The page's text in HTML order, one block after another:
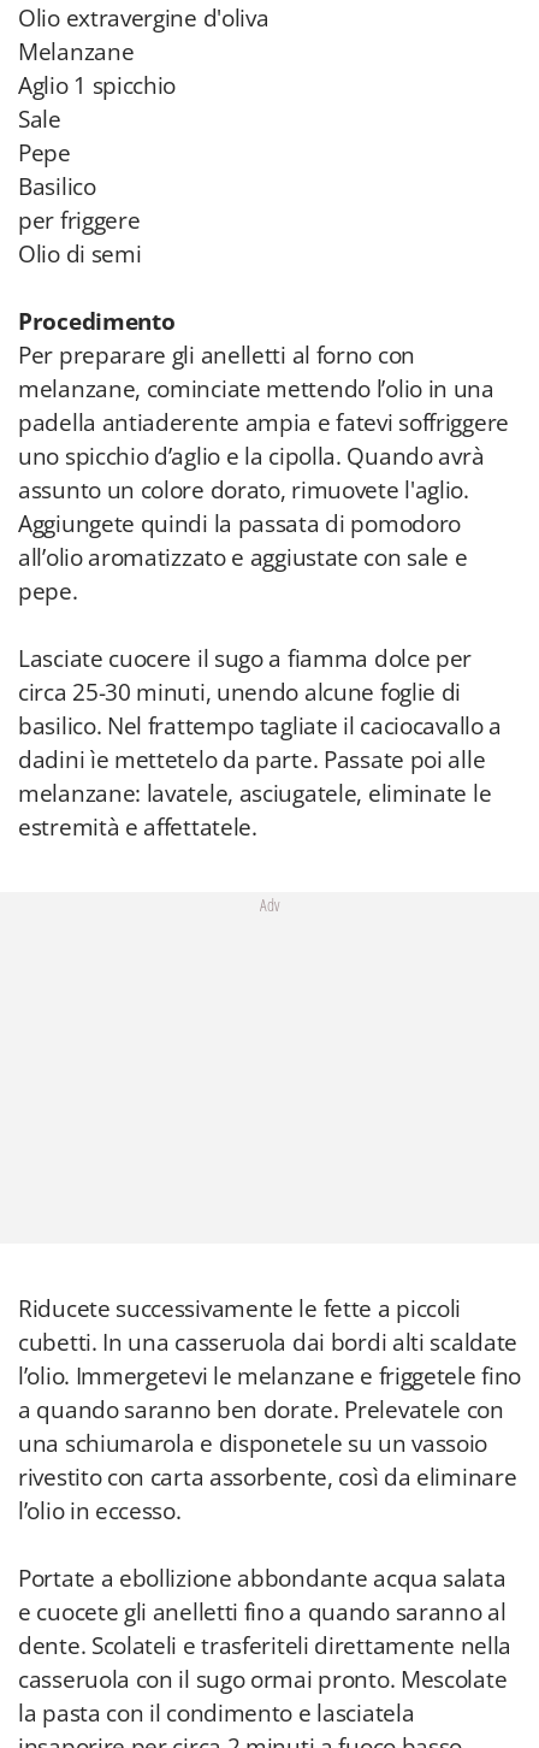
Olio extravergine d'oliva
Melanzane
Aglio 1 spicchio
Sale
Pepe
Basilico
per friggere
Olio di semi
Procedimento
Per preparare gli anelletti al forno con
melanzane, cominciate mettendo l’olio in una
padella antiaderente ampia e fatevi soffriggere
uno spicchio d’aglio e la cipolla. Quando avrà
assunto un colore dorato, rimuovete l'aglio.
Aggiungete quindi la passata di pomodoro
all’olio aromatizzato e aggiustate con sale e
pepe.
Lasciate cuocere il sugo a fiamma dolce per
circa 25-30 minuti, unendo alcune foglie di
basilico. Nel frattempo tagliate il caciocavallo a
dadini ìe mettetelo da parte. Passate poi alle
melanzane: lavatele, asciugatele, eliminate le
estremità e affettatele.
Adv
Riducete successivamente le fette a piccoli
cubetti. In una casseruola dai bordi alti scaldate
l’olio. Immergetevi le melanzane e friggetele fino
a quando saranno ben dorate. Prelevatele con
una schiumarola e disponetele su un vassoio
rivestito con carta assorbente, così da eliminare
l’olio in eccesso.
Portate a ebollizione abbondante acqua salata
e cuocete gli anelletti fino a quando saranno al
dente. Scolateli e trasferiteli direttamente nella
casseruola con il sugo ormai pronto. Mescolate
la pasta con il condimento e lasciatela